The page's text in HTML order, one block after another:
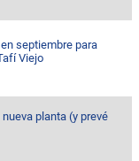
septiembre para
Viejo
planta (y prevé